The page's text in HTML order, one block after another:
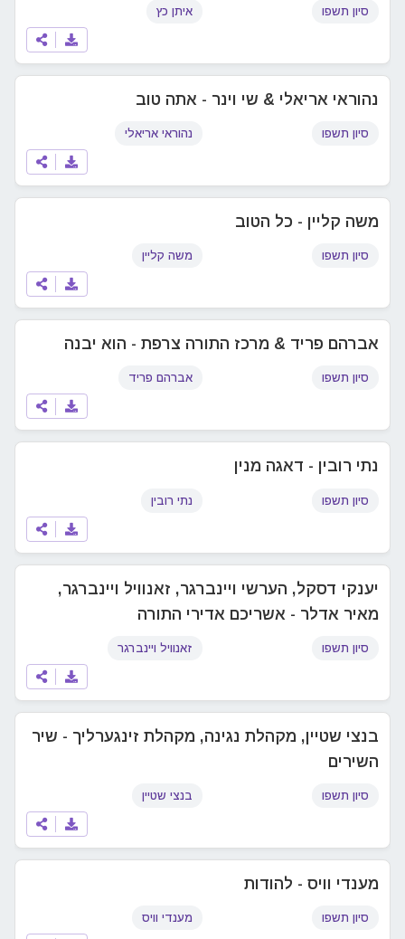
סיון תשפו איתן כץ
נהוראי אריאלי & שי וינר - אתה טוב
סיון תשפו נהוראי אריאלי
משה קליין - כל הטוב
סיון תשפו משה קליין
אברהם פריד & מרכז התורה צרפת - הוא יבנה
סיון תשפו אברהם פריד
נתי רובין - דאגה מנין
סיון תשפו נתי רובין
יענקי דסקל, הערשי ויינברגר, זאנוויל ויינברגר,
מאיר אדלר - אשריכם אדירי התורה
סיון תשפו זאנוויל ויינברגר
בנצי שטיין, מקהלת נגינה, מקהלת זינגערליך - שיר
השירים
סיון תשפו בנצי שטיין
מענדי וויס - להודות
סיון תשפו מענדי וויס